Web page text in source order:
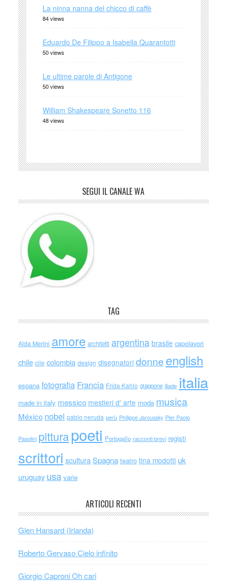
La ninna nanna del chicco di caffè
84 views
Eduardo De Filippo a Isabella Quarantotti
50 views
Le ultime parole di Antigone
50 views
William Shakespeare Sonetto 116
48 views
SEGUI IL CANALE WA
TAG
Alda Merini amore architetti argentina brasile capolavori
chile cile colombia design disegnatori donne english
espana fotografia Francia Frida Kahlo giappone iliade italia
made in italy messico mestieri d' arte moda musica
México nobel pablo neruda perù Philippe Jaroussky Pier Paolo
Pasolini pitturapoeti Portogallo racconti brevi registi
scrittori scultura Spagna teatro tina modotti uk
uruguay usa varie
ARTICOLI RECENTI
Glen Hansard (Irlanda)
Roberto Gervaso Cielo infinito
Giorgio Caproni Oh cari